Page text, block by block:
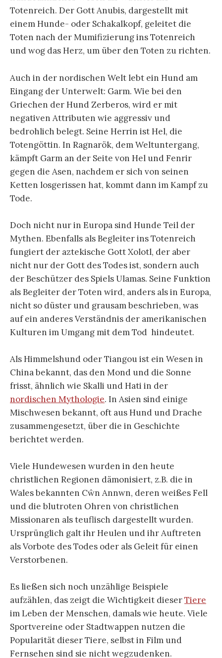
Totenreich. Der Gott Anubis, dargestellt mit
einem Hunde- oder Schakalkopf, geleitet die
Toten nach der Mumifizierung ins Totenreich
und wog das Herz, um über den Toten zu richten.
Auch in der nordischen Welt lebt ein Hund am
Eingang der Unterwelt: Garm. Wie bei den
Griechen der Hund Zerberos, wird er mit
negativen Attributen wie aggressiv und
bedrohlich belegt. Seine Herrin ist Hel, die
Totengöttin. In Ragnarök, dem Weltuntergang,
kämpft Garm an der Seite von Hel und Fenrir
gegen die Asen, nachdem er sich von seinen
Ketten losgerissen hat, kommt dann im Kampf zu
Tode.
Doch nicht nur in Europa sind Hunde Teil der
Mythen. Ebenfalls als Begleiter ins Totenreich
fungiert der aztekische Gott Xolotl, der aber
nicht nur der Gott des Todes ist, sondern auch
der Beschützer des Spiels Ulamas. Seine Funktion
als Begleiter der Toten wird, anders als in Europa,
nicht so düster und grausam beschrieben, was
auf ein anderes Verständnis der amerikanischen
Kulturen im Umgang mit dem Tod hindeutet.
Als Himmelshund oder Tiangou ist ein Wesen in
China bekannt, das den Mond und die Sonne
frisst, ähnlich wie Skalli und Hati in der
nordischen Mythologie. In Asien sind einige
Mischwesen bekannt, oft aus Hund und Drache
zusammengesetzt, über die in Geschichte
berichtet werden.
Viele Hundewesen wurden in den heute
christlichen Regionen dämonisiert, z.B. die in
Wales bekannten Cŵn Annwn, deren weißes Fell
und die blutroten Ohren von christlichen
Missionaren als teuflisch dargestellt wurden.
Ursprünglich galt ihr Heulen und ihr Auftreten
als Vorbote des Todes oder als Geleit für einen
Verstorbenen.
Es ließen sich noch unzählige Beispiele
aufzählen, das zeigt die Wichtigkeit dieserTiere
im Leben der Menschen, damals wie heute. Viele
Sportvereine oder Stadtwappen nutzen die
Popularität dieser Tiere, selbst in Film und
Fernsehen sind sie nicht wegzudenken.